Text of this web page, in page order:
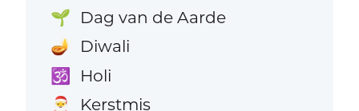
🌱 Dag van de Aarde
🪔 Diwali
🕉️ Holi
🎅 Kerstmis